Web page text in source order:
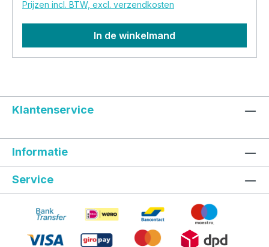
Prijzen incl. BTW, excl. verzendkosten
In de winkelmand
Klantenservice
Informatie
Service